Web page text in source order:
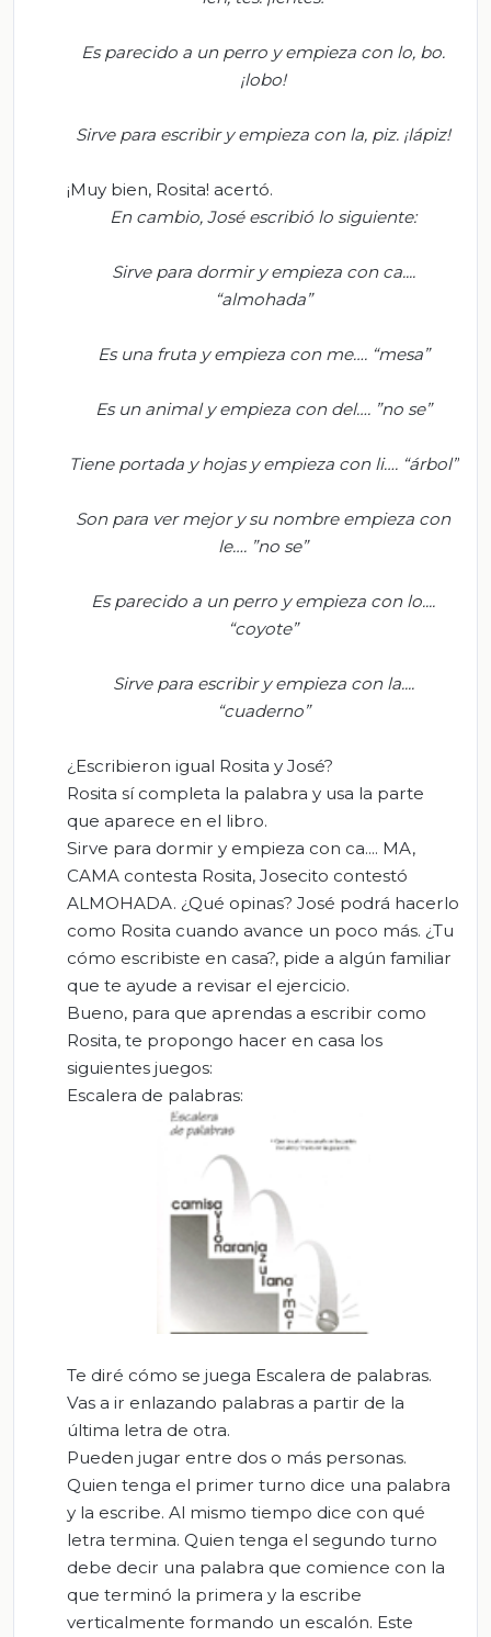
Es parecido a un perro y empieza con lo, bo.
¡lobo!
Sirve para escribir y empieza con la, piz. ¡lápiz!
¡Muy bien, Rosita! acertó.
En cambio, José escribió lo siguiente:
Sirve para dormir y empieza con ca....
“almohada”
Es una fruta y empieza con me…. “mesa”
Es un animal y empieza con del…. ”no se”
Tiene portada y hojas y empieza con li….“árbol”
Son para ver mejor y su nombre empieza con
le…. ”no se”
Es parecido a un perro y empieza con lo....
“coyote”
Sirve para escribir y empieza con la....
“cuaderno”
¿Escribieron igual Rosita y José?
Rosita sí completa la palabra y usa la parte
que aparece en el libro.
Sirve para dormir y empieza con ca.... MA,
CAMA contesta Rosita, Josecito contestó
ALMOHADA. ¿Qué opinas? José podrá hacerlo
como Rosita cuando avance un poco más. ¿Tu
cómo escribiste en casa?, pide a algún familiar
que te ayude a revisar el ejercicio.
Bueno, para que aprendas a escribir como
Rosita, te propongo hacer en casa los
siguientes juegos:
Escalera de palabras:
Te diré cómo se juega Escalera de palabras.
Vas a ir enlazando palabras a partir de la
última letra de otra.
Pueden jugar entre dos o más personas.
Quien tenga el primer turno dice una palabra
y la escribe. Al mismo tiempo dice con qué
letra termina. Quien tenga el segundo turno
debe decir una palabra que comience con la
que terminó la primera y la escribe
verticalmente formando un escalón. Este